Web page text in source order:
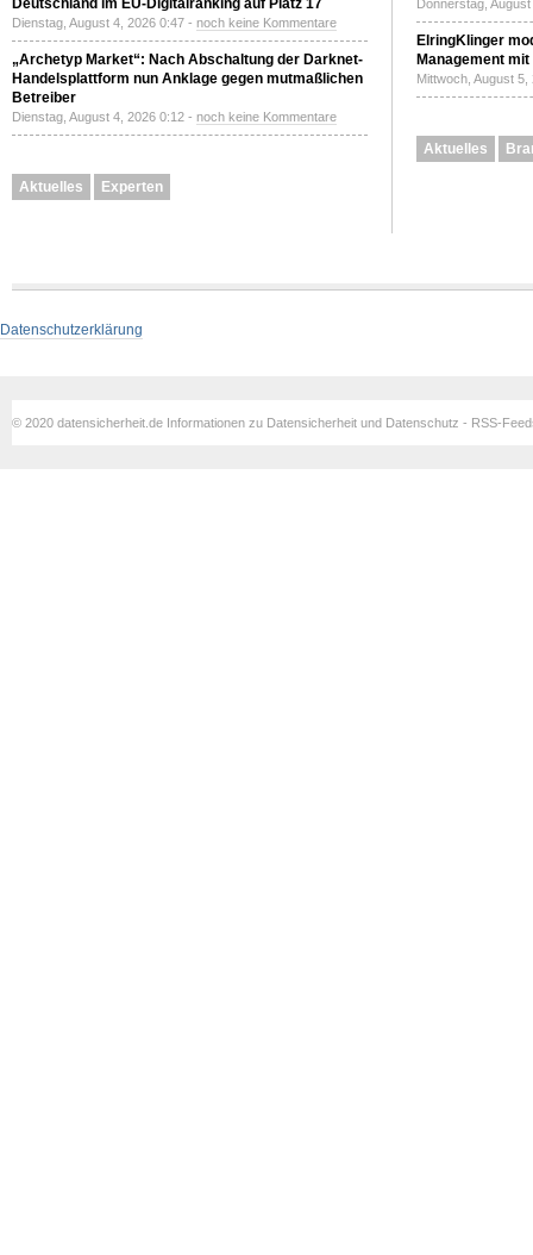
Deutschland im EU-Digitalranking auf Platz 17
Dienstag, August 4, 2026 0:47 - noch keine Kommentare
„Archetyp Market“: Nach Abschaltung der Darknet-
Handelsplattform nun Anklage gegen mutmaßlichen
Betreiber
Dienstag, August 4, 2026 0:12 - noch keine Kommentare
Aktuelles Experten
Donnerstag,
ElringKlinger
Management
Mittwoch, August
Aktuelles
Datenschutzerklärung
© 2020 datensicherheit.de Informationen zu Datensicherheit und Datenschutz - RSS-